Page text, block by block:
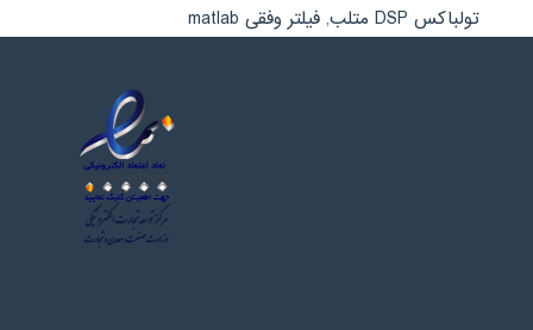
تولباکس DSP متلب
, فیلتر وفقی matlab